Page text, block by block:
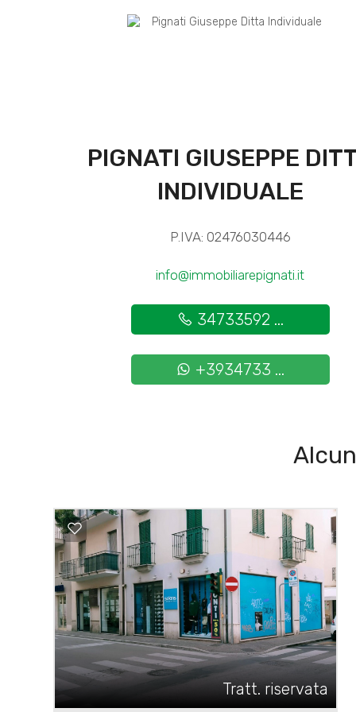
PIGNATI GIUSEPPE
INDIVIDUALE
P.IVA: 02476030446
info@immobiliarepignati.it
34733592 ...
+3934733 ...
Tratt. riservata